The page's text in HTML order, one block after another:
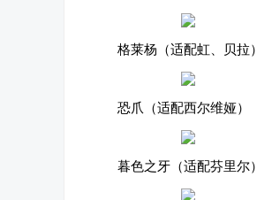
格莱杨（适配虹、贝拉）
恐爪（适配西尔维娅）
暮色之牙（适配芬里尔）